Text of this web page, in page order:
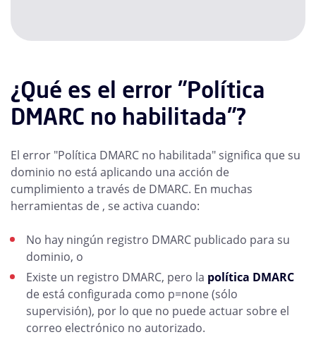
¿Qué es el error "Política
DMARC no habilitada"?
El error "Política DMARC no habilitada" significa que su
dominio no está aplicando una acción de
cumplimiento a través de DMARC. En muchas
herramientas de , se activa cuando:
No hay ningún registro DMARC publicado para su
dominio, o
Existe un registro DMARC, pero la política DMARC
de está configurada como p=none (sólo
supervisión), por lo que no puede actuar sobre el
correo electrónico no autorizado.